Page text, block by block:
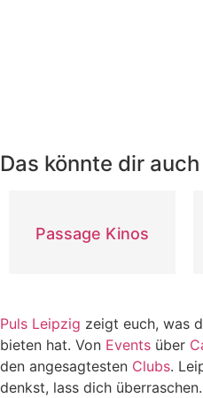
Das könnte dir
Passage Kinos
Puls Leipzig zeigt euch, was
bieten hat. Von Events über
den angesagtesten Clubs.
denkst, lass dich